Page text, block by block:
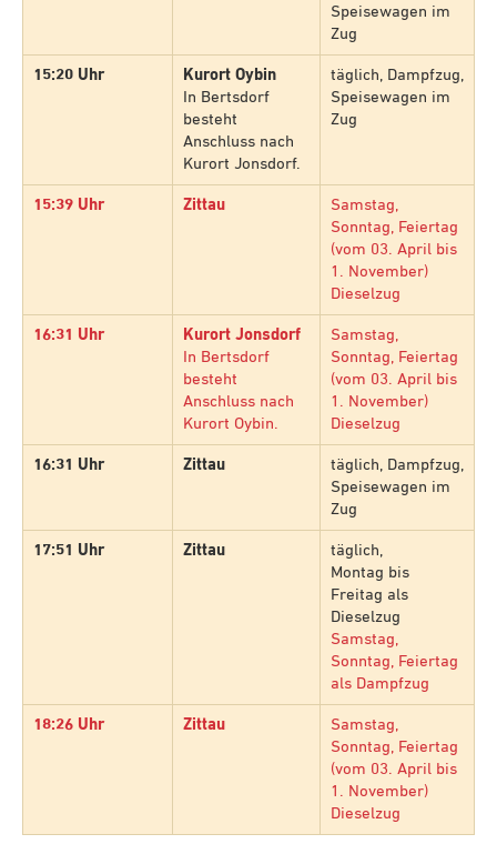
Speisewagen im
Zug
15:20 Uhr
Kurort Oybin
In Bertsdorf
besteht
Anschluss nach
Kurort Jonsdorf.
täglich, Dampfzug,
Speisewagen im
Zug
15:39 Uhr Zittau
Samstag,
Sonntag, Feiertag
(vom 03. April bis
1. November)
Dieselzug
16:31 Uhr
Kurort Jonsdorf
In Bertsdorf
besteht
Anschluss nach
Kurort Oybin.
Samstag,
Sonntag, Feiertag
(vom 03. April bis
1. November)
Dieselzug
16:31 Uhr Zittau
täglich, Dampfzug,
Speisewagen im
Zug
17:51 Uhr Zittau
täglich,
Montag bis
Freitag als
Dieselzug
Samstag,
Sonntag, Feiertag
als Dampfzug
18:26 Uhr Zittau
Samstag,
Sonntag, Feiertag
(vom 03. April bis
1. November)
Dieselzug